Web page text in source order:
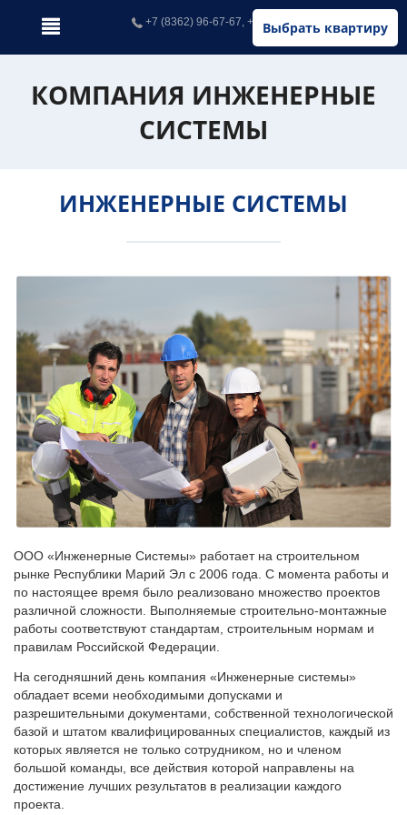
Выбрать квартиру
+7 (8362) 96-67-67, +7 (902) 326-67-67
КОМПАНИЯ ИНЖЕНЕРНЫЕ
СИСТЕМЫ
ИНЖЕНЕРНЫЕ СИСТЕМЫ
ООО «Инженерные Системы» работает на строительном
рынке Республики Марий Эл с 2006 года. С момента работы и
по настоящее время было реализовано множество проектов
различной сложности. Выполняемые строительно-монтажные
работы соответствуют стандартам, строительным нормам и
правилам Российской Федерации.
На сегодняшний день компания «Инженерные системы»
обладает всеми необходимыми допусками и
разрешительными документами, собственной технологической
базой и штатом квалифицированных специалистов, каждый из
которых является не только сотрудником, но и членом
большой команды, все действия которой направлены на
достижение лучших результатов в реализации каждого
проекта.